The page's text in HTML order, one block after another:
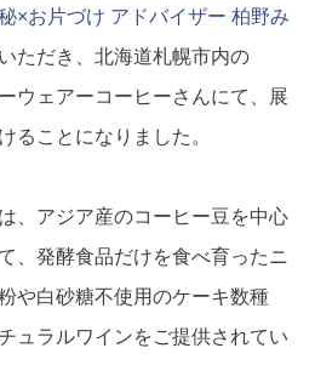
×お片づけ アドバイザー 柏野み
ただき、北海道札幌市内の
ウェアーコーヒーさんにて、展
ることになりました。
、アジア産のコーヒー豆を中心
、発酵食品だけを食べ育ったニ
や白砂糖不使用のケーキ数種
ュラルワインをご提供されてい